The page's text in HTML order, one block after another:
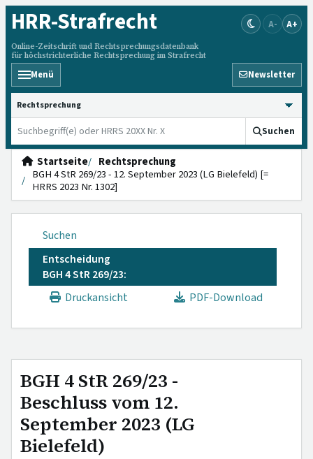
HRR-Strafrecht
Online-Zeitschrift und Rechtsprechungsdatenbank
für höchstrichterliche Rechtsprechung im Strafrecht
A- A+
Menü Newsletter
HRRS durchsuchen
Suchen
Startseite
Rechtsprechung
BGH 4 StR 269/23 - 12. September 2023 (LG Bielefeld) [=
HRRS 2023 Nr. 1302]
Suchen
Entscheidung
BGH 4 StR 269/23:
Druckansicht
PDF-Download
BGH 4 StR 269/23 -
Beschluss vom 12.
September 2023 (LG
Bielefeld)